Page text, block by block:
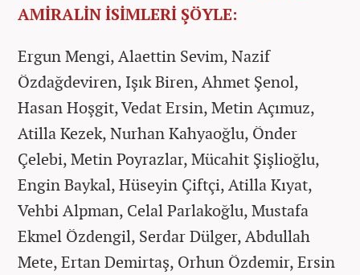
AMİRALİN İSİMLERİ ŞÖYLE:
Ergun Mengi, Alaettin Sevim, Nazif
Özdağdeviren, Işık Biren, Ahmet Şenol,
Hasan Hoşgit, Vedat Ersin, Metin Açımuz,
Atilla Kezek, Nurhan Kahyaoğlu, Önder
Çelebi, Metin Poyrazlar, Mücahit Şişlioğlu,
Engin Baykal, Hüseyin Çiftçi, Atilla Kıyat,
Vehbi Alpman, Celal Parlakoğlu, Mustafa
Ekmel Özdengil, Serdar Dülger, Abdullah
Mete, Ertan Demirtaş, Orhun Özdemir, Ersin